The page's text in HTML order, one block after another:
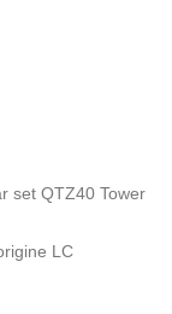
set QTZ40 Tower
LC